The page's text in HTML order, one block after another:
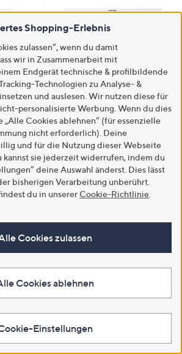
Versand gratis
DINE 'N' DANCE Kurz-Trench
zweireihig Kellerfalte hinten
figurumspielend
€ 79,99
4.5
von
(13)13
Bewertungen
Shopping-Erlebnis
zulassen“, wenn du damit
wir in Zusammenarbeit mit
Endgerät technische & profilbildende
Technologien zu Analyse- &
und auslesen. Wir nutzen diese für
personalisierte Werbung. Wenn du dies
„Alle Cookies ablehnen“ (für essenzielle
nicht erforderlich). Deine
und für die Nutzung dieser Webseite
sie jederzeit widerrufen, indem du
deine Auswahl änderst. Dies lässt
bisherigen Verarbeitung unberührt.
du in unserer Cookie-Richtlinie
Cookies zulassen
Cookies ablehnen
Einstellungen